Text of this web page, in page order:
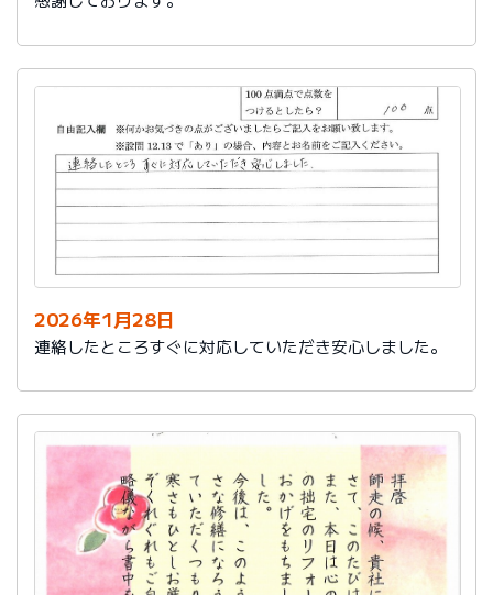
2026年1月28日
連絡したところすぐに対応していただき安心しました。